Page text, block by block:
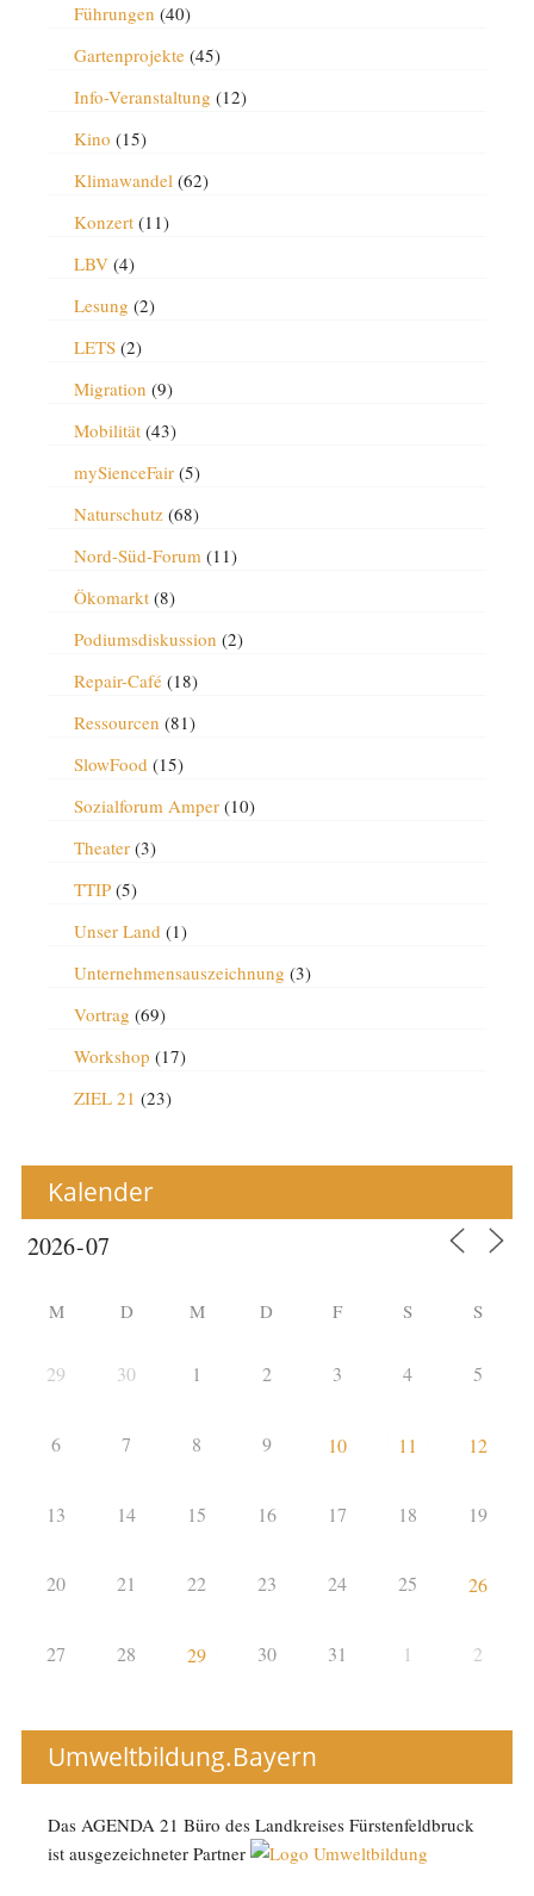
Führungen (40)
Gartenprojekte(45)
Info-Veranstaltung (12)
Kino (15)
Klimawandel(62)
Konzert(11)
LBV(4)
Lesung (2)
LETS(2)
Migration (9)
Mobilität(43)
mySienceFair(5)
Naturschutz(68)
Nord-Süd-Forum(11)
Ökomarkt(8)
Podiumsdiskussion (2)
Repair-Café(18)
Ressourcen (81)
SlowFood (15)
Sozialforum Amper(10)
Theater(3)
TTIP(5)
Unser Land (1)
Unternehmensauszeichnung (3)
Vortrag (69)
Workshop (17)
ZIEL 21 (23)
Kalender
M D M D F S S
29 30 1 2 3 4 5
6 7 8 9 10 11 12
13 14 15 16 17 18 19
20 21 22 23 24 25 26
27 28 29 30 31 1 2
Umweltbildung.Bayern
Das AGENDA 21 Büro des Landkreises Fürstenfeldbruck
ist ausgezeichneter Partner